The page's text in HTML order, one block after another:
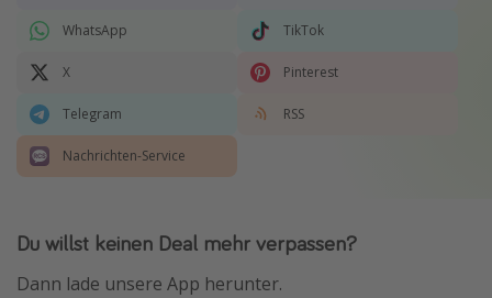
WhatsApp TikTok
X Pinterest
Telegram RSS
Nachrichten-Service
Du willst keinen Deal mehr verpassen?
Dann lade unsere App herunter.